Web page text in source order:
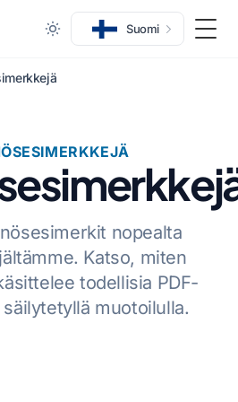
Suomi
nopealta
Katso, miten
todellisia PDF-
muotoilulla.